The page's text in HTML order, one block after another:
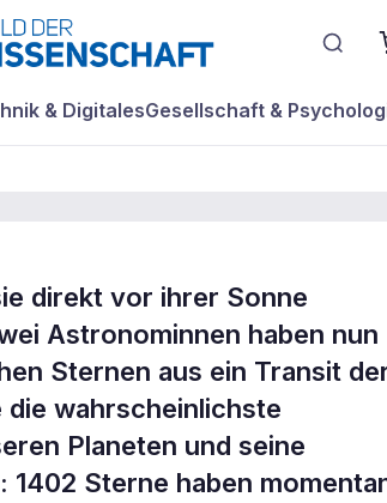
& DigitalesGesellschaft &
direkt vor ihrer Sonne
Astronominnen haben nun
Sternen aus ein Transit
die wahrscheinlichste
Planeten und seine
Sterne haben